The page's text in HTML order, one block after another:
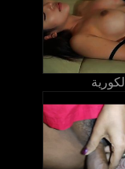
الكورية